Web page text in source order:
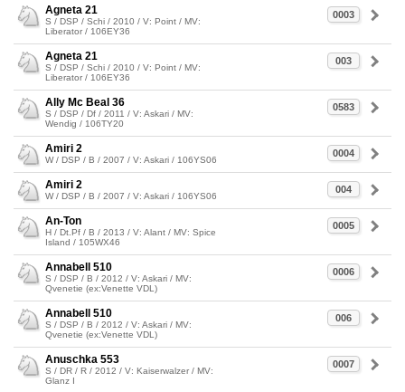
0003
Agneta 21
S / DSP / Schi / 2010 / V: Point / MV:
Liberator / 106EY36
003
Agneta 21
S / DSP / Schi / 2010 / V: Point / MV:
Liberator / 106EY36
0583
Ally Mc Beal 36
S / DSP / Df / 2011 / V: Askari / MV:
Wendig / 106TY20
0004
Amiri 2
W / DSP / B / 2007 / V: Askari / 106YS06
004
Amiri 2
W / DSP / B / 2007 / V: Askari / 106YS06
0005
An-Ton
H / Dt.Pf / B / 2013 / V: Alant / MV: Spice
Island / 105WX46
0006
Annabell 510
S / DSP / B / 2012 / V: Askari / MV:
Qvenetie (ex:Venette VDL)
006
Annabell 510
S / DSP / B / 2012 / V: Askari / MV:
Qvenetie (ex:Venette VDL)
0007
Anuschka 553
S / DR / R / 2012 / V: Kaiserwalzer / MV:
Glanz I